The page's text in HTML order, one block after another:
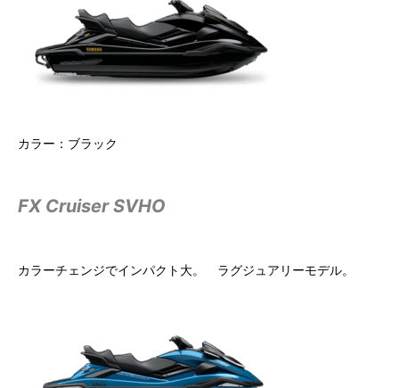
カラー：ブラック
FX Cruiser SVHO
カラーチェンジでインパクト大。 ラグジュアリーモデル。